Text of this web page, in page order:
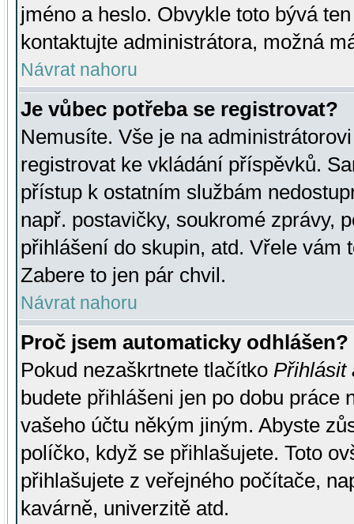
jméno a heslo. Obvykle toto bývá
kontaktujte administrátora, možná
Návrat nahoru
Je vůbec potřeba se registrovat?
Nemusíte. Vše je na
registrovat ke vkládání příspěvků.
přístup k ostatním službám
např. postavičky, soukromé zprávy,
přihlášení do skupin, atd. Vřele vám
Zabere to jen pár chvil.
Návrat nahoru
Proč jsem automaticky odhlášen?
Pokud nezaškrtnete tlačítko Přihlásit
budete přihlášeni jen po dobu práce
vašeho účtu někým jiným. Abyste
políčko, když se přihlašujete. Toto
přihlašujete z veřejného počítače,
kavárně, univerzitě atd.